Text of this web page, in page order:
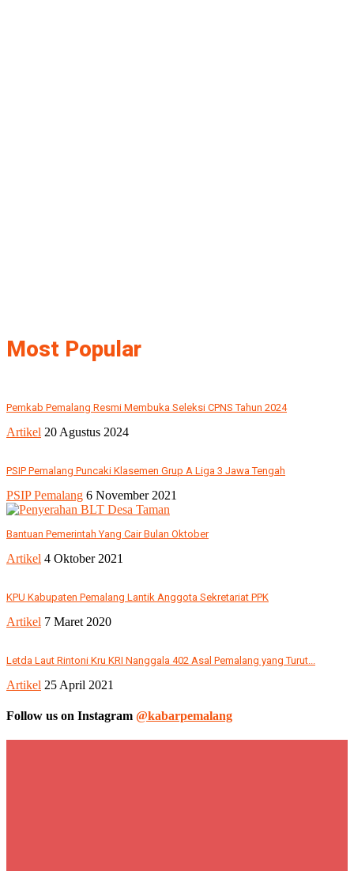
Most Popular
Pemkab Pemalang Resmi Membuka Seleksi CPNS Tahun 2024
Artikel 20 Agustus 2024
PSIP Pemalang Puncaki Klasemen Grup A Liga 3 Jawa Tengah
PSIP Pemalang 6 November 2021
Bantuan Pemerintah Yang Cair Bulan Oktober
Artikel 4 Oktober 2021
KPU Kabupaten Pemalang Lantik Anggota Sekretariat PPK
Artikel 7 Maret 2020
Letda Laut Rintoni Kru KRI Nanggala 402 Asal Pemalang yang Turut...
Artikel 25 April 2021
Follow us on Instagram @kabarpemalang